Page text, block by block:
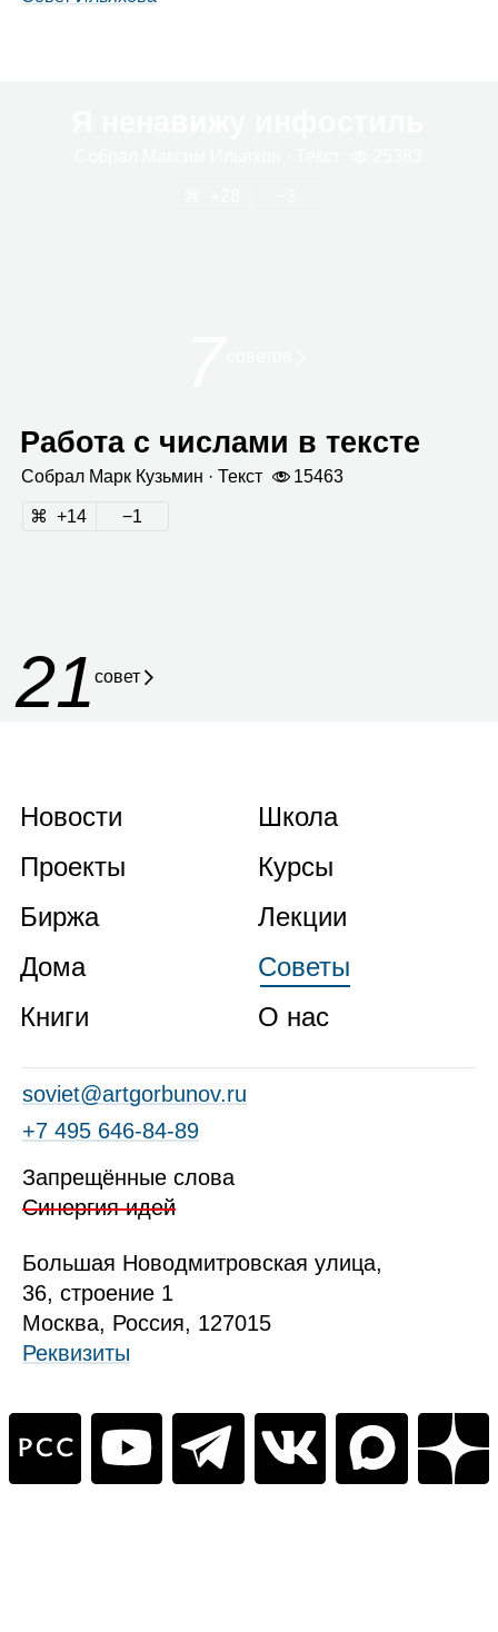
Работа с числами в тексте
Собрал Марк Кузь­мин · Текст 15463
14 1
21совет
Новости
Проекты
Биржа
Дома
Книги
Школа
Курсы
Лекции
Советы
О нас
soviet@artgorbunov.ru
+7 495 646‑84‑89
Запрещённые слова
Синергия идей
Большая Новодмитровская улица,
36, строение 1
Москва, Россия, 127015
Реквизиты